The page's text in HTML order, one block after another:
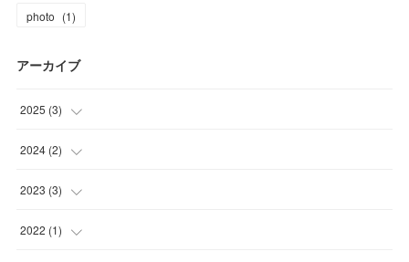
photo (1)
アーカイブ
2025 (3)
( )
( )
2024 (2)
( )
( )
2023 (3)
( )
2022 (1)